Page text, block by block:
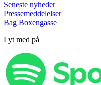
Seneste nyheder
Pressemeddelelser
Bag Boxengasse
Lyt med på